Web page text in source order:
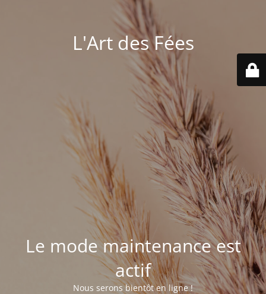
L'Art des Fées
Le mode maintenance est
actif
Nous serons bientôt en ligne !